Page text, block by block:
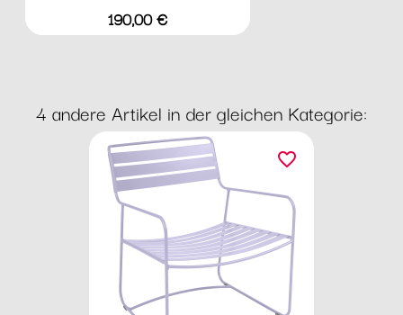
Preis
190,00 €
4 andere Artikel in der gleichen Kategorie:
favorite_border